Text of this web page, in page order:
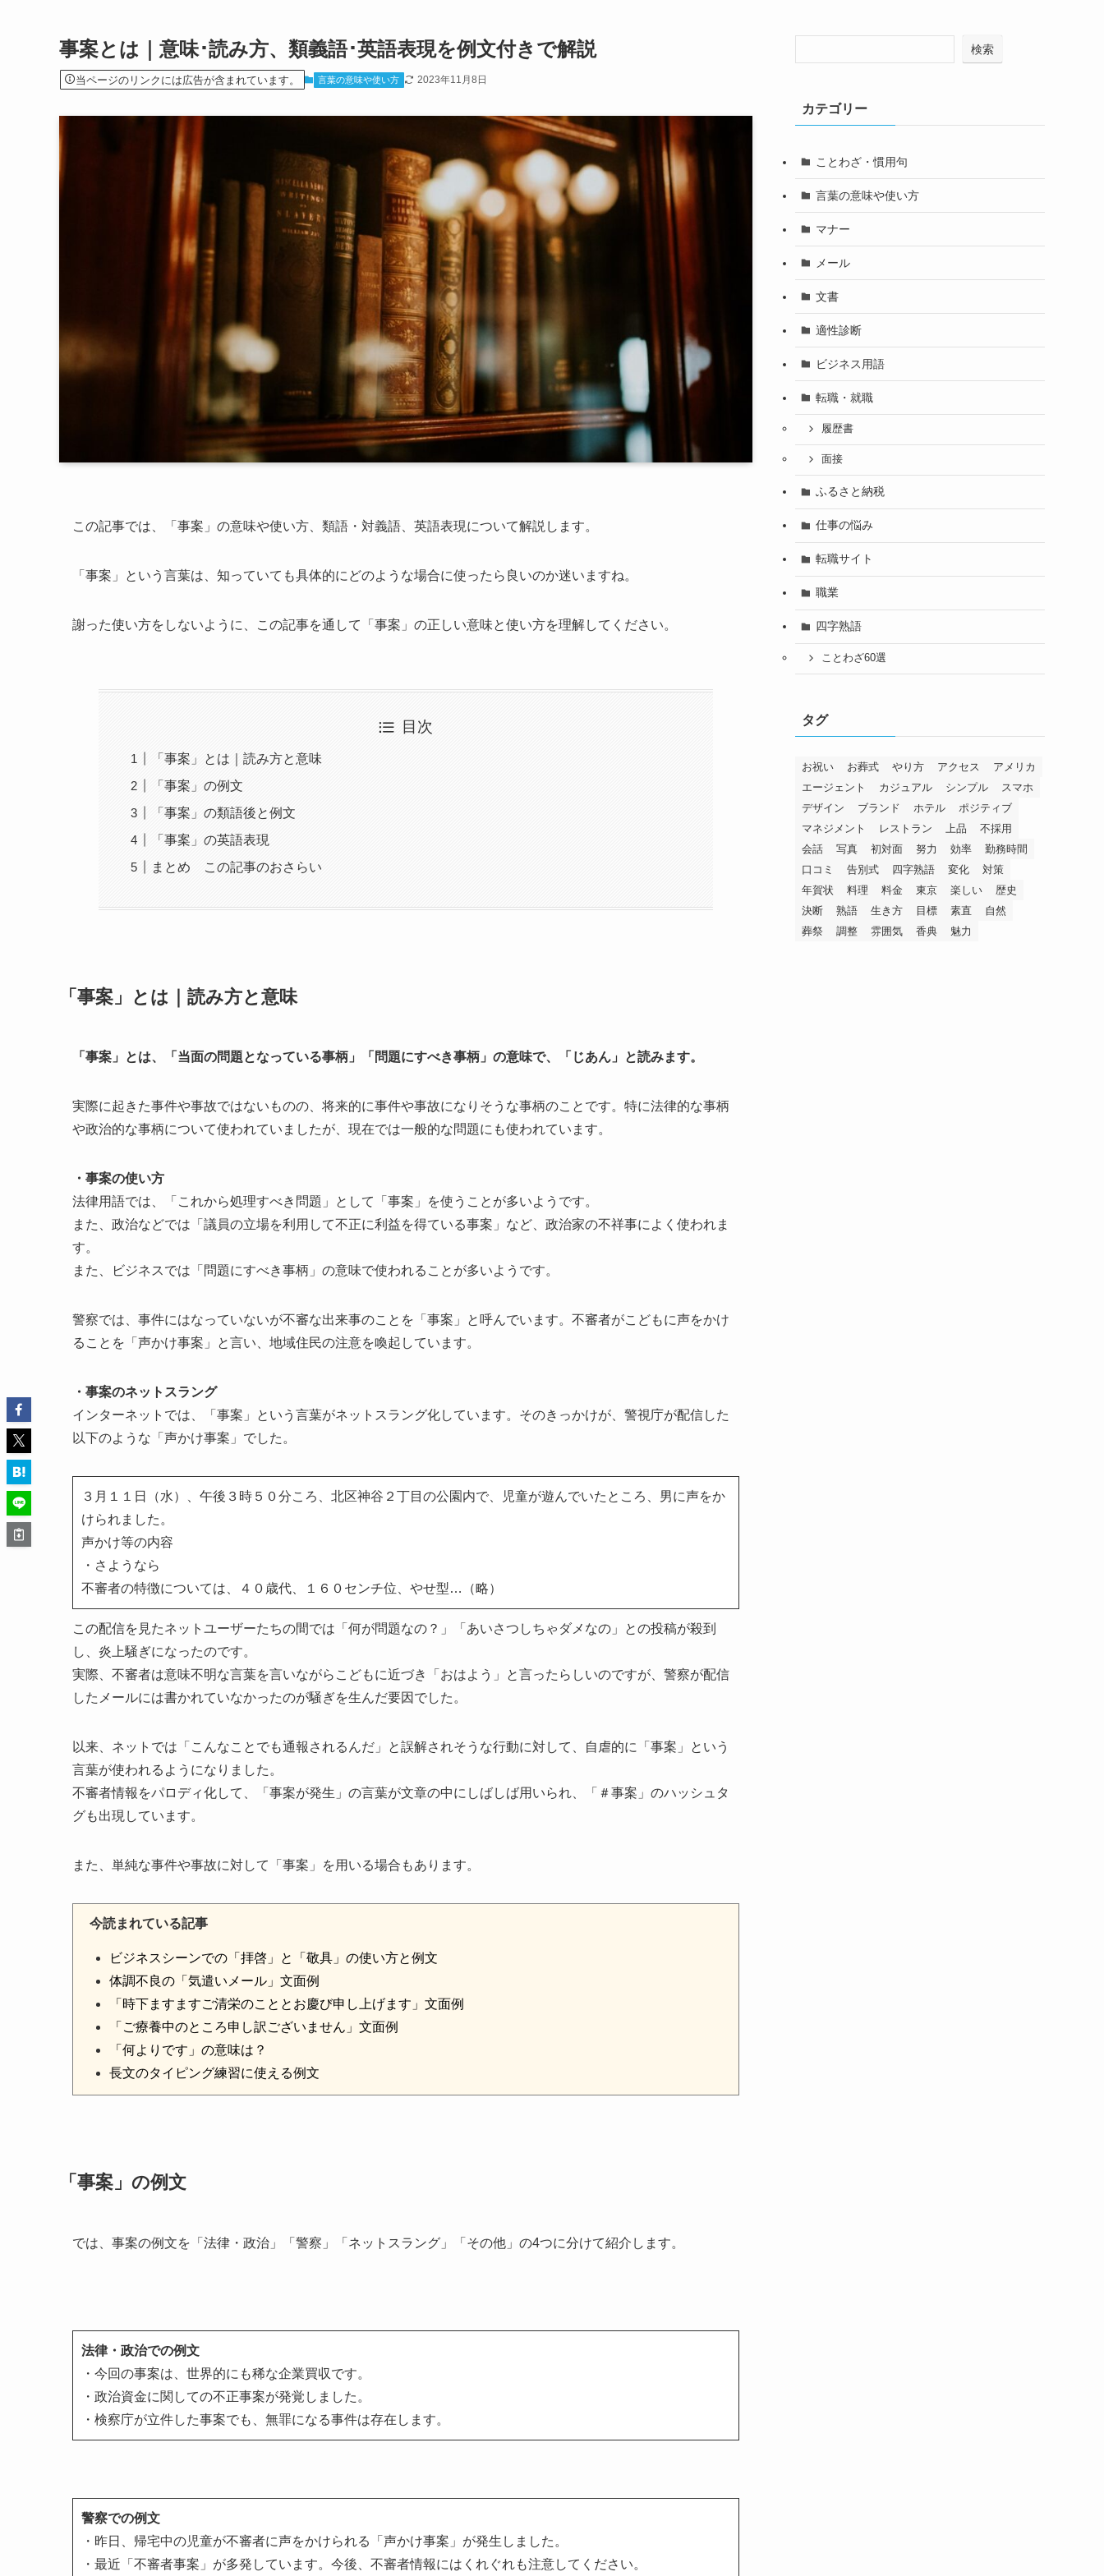
事案とは｜意味･読み方、類義語･英語表現を例文付きで解説
当ページのリンクには広告が含まれています。 言葉の意味や使い方 2023年11月8日
この記事では、「事案」の意味や使い方、類語・対義語、英語表現について解説します。
「事案」という言葉は、知っていても具体的にどのような場合に使ったら良いのか迷いますね。
謝った使い方をしないように、この記事を通して「事案」の正しい意味と使い方を理解してください。
目次
「事案」とは｜読み方と意味
「事案」の例文
「事案」の類語後と例文
「事案」の英語表現
まとめ この記事のおさらい
「事案」とは｜読み方と意味
「事案」とは、「当面の問題となっている事柄」「問題にすべき事柄」の意味で、「じあん」と読みます。
実際に起きた事件や事故ではないものの、将来的に事件や事故になりそうな事柄のことです。特に法律的な事柄
や政治的な事柄について使われていましたが、現在では一般的な問題にも使われています。
・事案の使い方
法律用語では、「これから処理すべき問題」として「事案」を使うことが多いようです。
また、政治などでは「議員の立場を利用して不正に利益を得ている事案」など、政治家の不祥事によく使われま
す。
また、ビジネスでは「問題にすべき事柄」の意味で使われることが多いようです。
警察では、事件にはなっていないが不審な出来事のことを「事案」と呼んでいます。不審者がこどもに声をかけ
ることを「声かけ事案」と言い、地域住民の注意を喚起しています。
・事案のネットスラング
インターネットでは、「事案」という言葉がネットスラング化しています。そのきっかけが、警視庁が配信した
以下のような「声かけ事案」でした。
３月１１日（水）、午後３時５０分ころ、北区神谷２丁目の公園内で、児童が遊んでいたところ、男に声をか
けられました。
声かけ等の内容
・さようなら
不審者の特徴については、４０歳代、１６０センチ位、やせ型…（略）
この配信を見たネットユーザーたちの間では「何が問題なの？」「あいさつしちゃダメなの」との投稿が殺到
し、炎上騒ぎになったのです。
実際、不審者は意味不明な言葉を言いながらこどもに近づき「おはよう」と言ったらしいのですが、警察が配信
したメールには書かれていなかったのが騒ぎを生んだ要因でした。
以来、ネットでは「こんなことでも通報されるんだ」と誤解されそうな行動に対して、自虐的に「事案」という
言葉が使われるようになりました。
不審者情報をパロディ化して、「事案が発生」の言葉が文章の中にしばしば用いられ、「＃事案」のハッシュタ
グも出現しています。
また、単純な事件や事故に対して「事案」を用いる場合もあります。
今読まれている記事
ビジネスシーンでの「拝啓」と「敬具」の使い方と例文
体調不良の「気遣いメール」文面例
「時下ますますご清栄のこととお慶び申し上げます」文面例
「ご療養中のところ申し訳ございません」文面例
「何よりです」の意味は？
長文のタイピング練習に使える例文
「事案」の例文
では、事案の例文を「法律・政治」「警察」「ネットスラング」「その他」の4つに分けて紹介します。
法律・政治での例文
・今回の事案は、世界的にも稀な企業買収です。
・政治資金に関しての不正事案が発覚しました。
・検察庁が立件した事案でも、無罪になる事件は存在します。
警察での例文
・昨日、帰宅中の児童が不審者に声をかけられる「声かけ事案」が発生しました。
・最近「不審者事案」が多発しています。今後、不審者情報にはくれぐれも注意してください。
検索
カテゴリー
ことわざ・慣用句
言葉の意味や使い方
マナー
メール
文書
適性診断
ビジネス用語
転職・就職
履歴書
面接
ふるさと納税
仕事の悩み
転職サイト
職業
四字熟語
ことわざ60選
タグ
お祝い お葬式 やり方 アクセス
アメリカ
エージェント
カジュアル シンプル
スマホ
デザイン
ブランド ホテル
ポジティブ
マネジメント
レストラン 上品
不採用
会話
写真 初対面 努力 効率
勤務時間
口コミ
告別式 四字熟語 変化
対策
年賀状
料理 料金 東京 楽しい
歴史
決断
熟語 生き方 目標 素直
自然
葬祭
調整 雰囲気 香典 魅力